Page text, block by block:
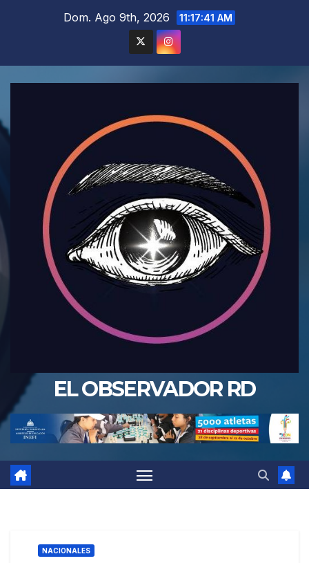
Dom. Ago 9th, 2026 11:17:43 AM
EL OBSERVADOR RD
NACIONALES